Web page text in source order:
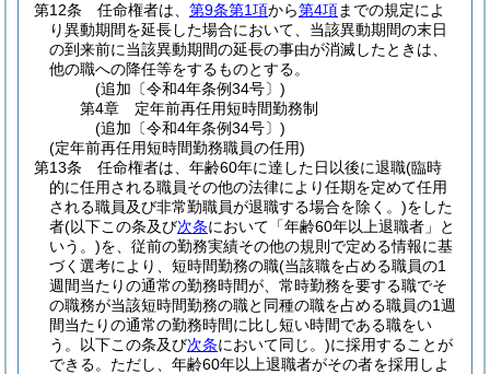
第12条
任命権者は、 第9条第1項から第4項までの規定によ
り異動期間を延長した場合において、当該異動期間の末日
の到来前に当該異動期間の延長の事由が消滅したときは、
他の職への降任等をするものとする。
(追加〔令和4年条例34号〕)
第4章
定年前再任用短時間勤務制
(追加〔令和4年条例34号〕)
(定年前再任用短時間勤務職員の任用)
第13条
任命権者は、年齢60年に達した日以後に退職(臨時
的に任用される職員その他の法律により任期を定めて任用
される職員及び非常勤職員が退職する場合を除く。)をした
者(以下この条及び次条において「年齢60年以上退職者」と
いう。)を、従前の勤務実績その他の規則で定める情報に基
づく選考により、短時間勤務の職(当該職を占める職員の1
週間当たりの通常の勤務時間が、常時勤務を要する職でそ
の職務が当該短時間勤務の職と同種の職を占める職員の1週
間当たりの通常の勤務時間に比し短い時間である職をい
う。以下この条及び次条において同じ。)に採用することが
できる。 ただし、年齢60年以上退職者がその者を採用しよ